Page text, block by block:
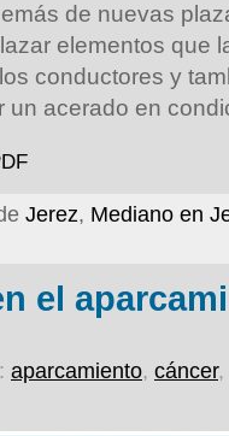
de nuevas
elementos que
conductores y
acerado en
Jerez, Mediano en
el
aparcamiento, cáncer,